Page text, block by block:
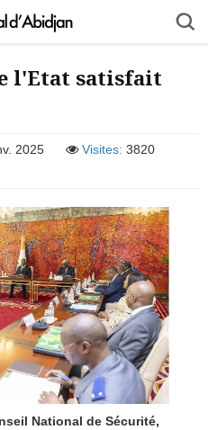
l'Etat satisfait
2025 Visites: 3820
National de Sécurité,